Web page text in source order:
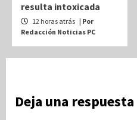
resulta intoxicada
12 horas atrás | Por
Redacción Noticias PC
Deja una respuesta